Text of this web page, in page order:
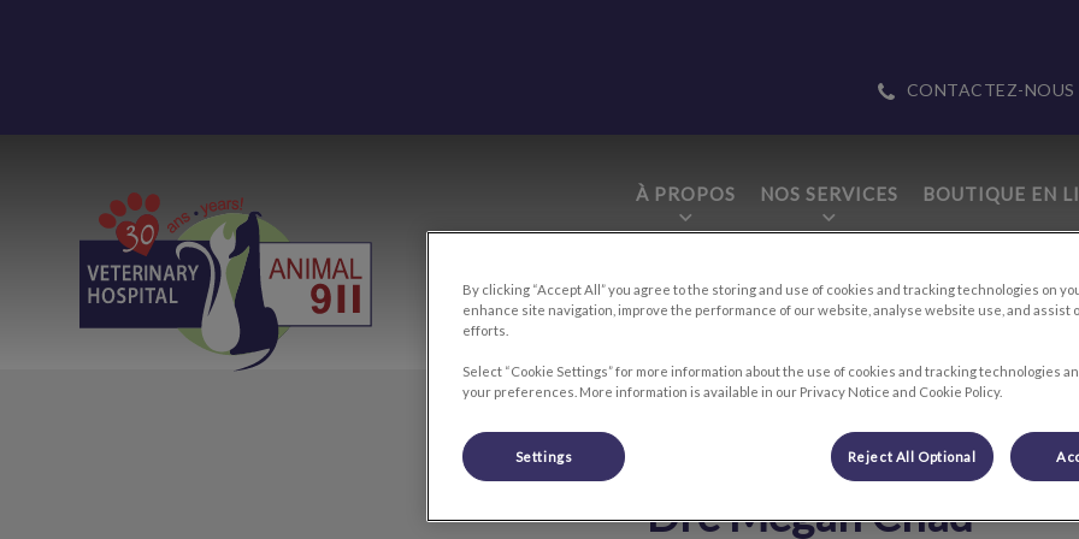
CONTACTEZ-NOUS
Page d'accueil de Hôpital vétérinaire Animal 911
À PROPOS NOS SERVICES BOUTIQUE EN
IvcPractices.HeaderNav.Search.Label
Dre Megan Chad
By clicking “Accept All” you agree to the storing and use of cookies and tracking technologies on
enhance site navigation, improve the performance of our website, analyse website use, and assist
efforts.
Select “Cookie Settings” for more information about the use of cookies and tracking technologies
your preferences. More information is available in our Privacy Notice and Cookie Policy.
Settings Reject All Optional